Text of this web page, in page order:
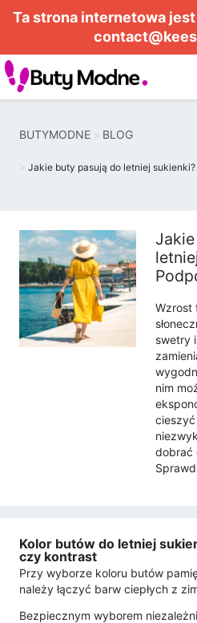
Ta strona internetowa
BUTYMODNE BLOG
Jakie buty pasują do letniej
Wzrost
swetry
nim
dobrać
Kolor butów do letniej
czy kontrast
Przy wyborze koloru butów
należy łączyć barw ciepłych z
Bezpiecznym wyborem